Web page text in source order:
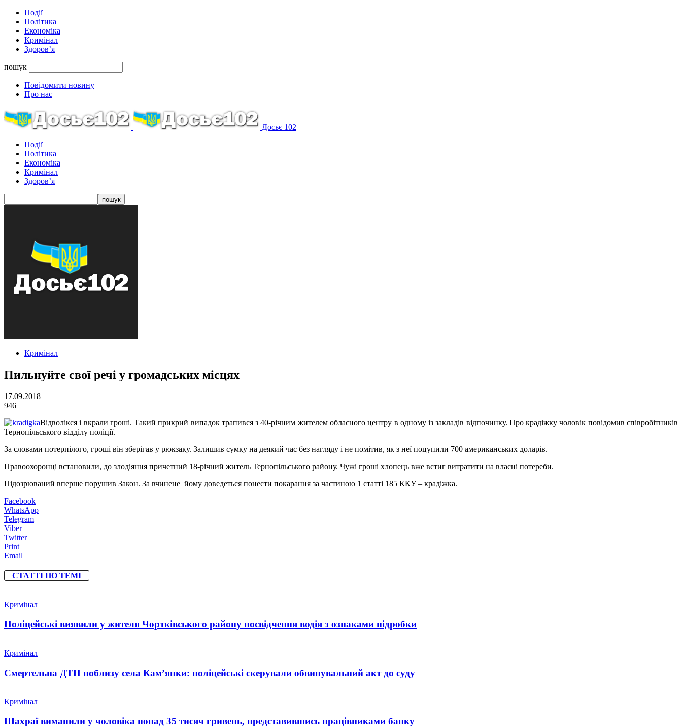
Події
Політика
Економіка
Кримінал
Здоров’я
пошук
Повідомити новину
Про нас
Досьє 102
Події
Політика
Економіка
Кримінал
Здоров’я
Кримінал
Пильнуйте свої речі у громадських місцях
17.09.2018
946
Відволікся і вкрали гроші. Такий прикрий випадок трапився з 40-річним жителем обласного центру в одному із закладів відпочинку. Про крадіжку чоловік повідомив співробітників
Тернопільського відділу поліції.
За словами потерпілого, гроші він зберігав у рюкзаку. Залишив сумку на деякий час без нагляду і не помітив, як з неї поцупили 700 американських доларів.
Правоохоронці встановили, до злодіяння причетний 18-річний житель Тернопільського району. Чужі гроші хлопець вже встиг витратити на власні потереби.
Підозрюваний вперше порушив Закон. За вчинене йому доведеться понести покарання за частиною 1 статті 185 ККУ – крадіжка.
Facebook
WhatsApp
Telegram
Viber
Twitter
Print
Email
СТАТТІ ПО ТЕМІ
Кримінал
Поліцейські виявили у жителя Чортківського району посвідчення водія з ознаками підробки
Кримінал
Смертельна ДТП поблизу села Кам’янки: поліцейські скерували обвинувальний акт до суду
Кримінал
Шахраї виманили у чоловіка понад 35 тисяч гривень, представившись працівниками банку